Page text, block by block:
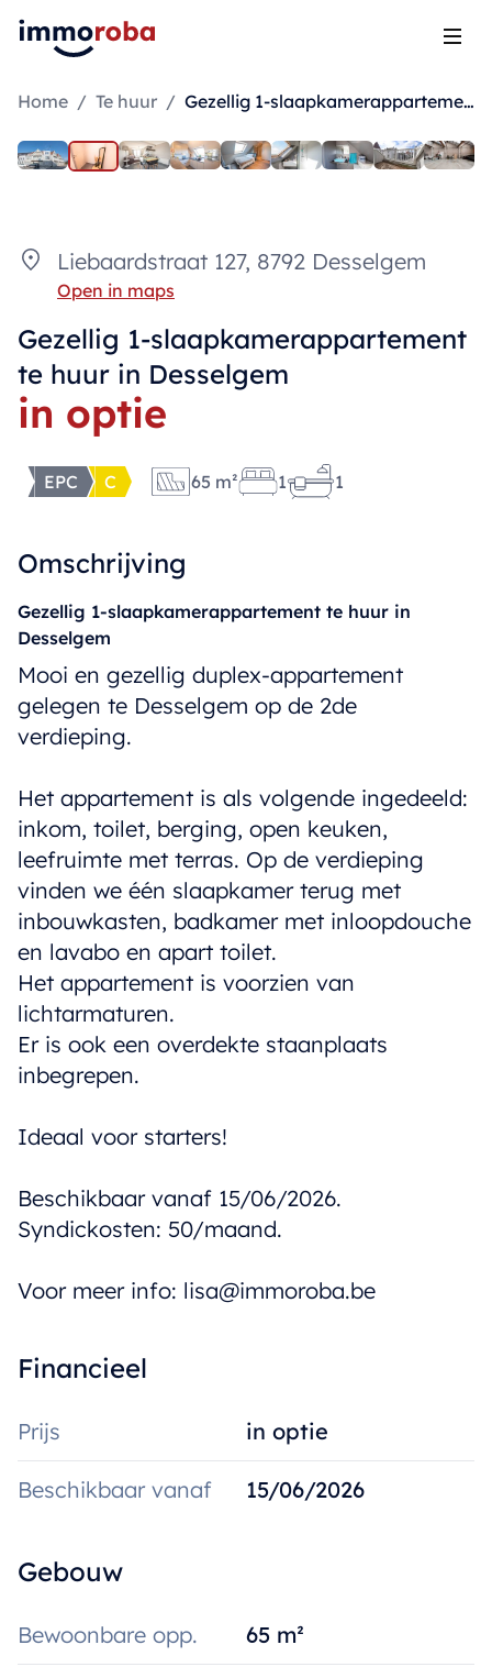
Home / Te huur / Gezellig 1-slaapkamerappartement te huur in Desselgem
Liebaardstraat 127, 8792 Desselgem
Open in maps
Gezellig 1-slaapkamerappartement
te huur in Desselgem
in optie
EPC C 65 m² 1 1
Omschrijving
Gezellig 1-slaapkamerappartement te huur in
Desselgem
Mooi en gezellig duplex-appartement
gelegen te Desselgem op de 2de
verdieping.
Het appartement is als volgende ingedeeld:
inkom, toilet, berging, open keuken,
leefruimte met terras. Op de verdieping
vinden we één slaapkamer terug met
inbouwkasten, badkamer met inloopdouche
en lavabo en apart toilet.
Het appartement is voorzien van
lichtarmaturen.
Er is ook een overdekte staanplaats
inbegrepen.
Ideaal voor starters!
Beschikbaar vanaf 15/06/2026.
Syndickosten: 50/maand.
Voor meer info: lisa@immoroba.be
Financieel
Prijs in optie
Beschikbaar vanaf 15/06/2026
Gebouw
Bewoonbare opp. 65 m²